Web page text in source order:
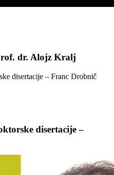
dr. Alojz Kralj
disertacije –